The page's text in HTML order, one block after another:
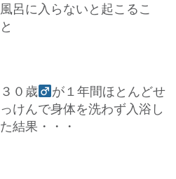
風呂に入らないと起こるこ
と
３０歳
が１年間ほとんどせ
っけんで身体を洗わず入浴し
た結果・・・